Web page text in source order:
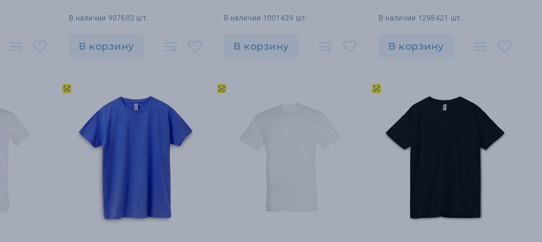
В наличии 907603 шт.
В корзину
В наличии 1001439 шт.
В корзину
В наличии 1298421 шт.
В корзину